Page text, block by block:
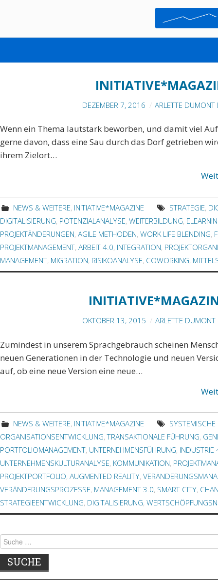
DEZEMBER 7, 2016 ARLETTE DUMONT
Wenn ein Thema lautstark beworben, und damit viel
gerne davon, dass eine Sau durch das Dorf getrieben
ihrem Zielort…
NEWS & WEITERE, INITIATIVE*MAGAZINE STRATEGIE,
DIGITALISIERUNG, POTENZIALANALYSE, WEITERBILDUNG,
PROJEKTÄNDERUNGEN, AGILE METHODEN, WORK LIFE BLENDING,
PROJEKTMANAGEMENT, ARBEIT 4.0, INTEGRATION,
MANAGEMENT, MIGRATION, RISIKOANALYSE, COWORKING,
OKTOBER 13, 2015 ARLETTE
Zumindest in unserem Sprachgebrauch scheinen
neuen Generationen in der Technologie und neuen
auf, ob eine neue Version eine neue…
NEWS & WEITERE, INITIATIVE*MAGAZINE
ORGANISATIONSENTWICKLUNG,TRANSAKTIONALE FÜHRUNG,
PORTFOLIOMANAGEMENT, UNTERNEHMENSFÜHRUNG, INDUSTRIE
UNTERNEHMENSKULTURANALYSE, KOMMUNIKATION,
PROJEKTPORTFOLIO, AUGMENTED REALITY,
VERÄNDERUNGSPROZESSE, MANAGEMENT 3.0, SMART CITY,
STRATEGIEENTWICKLUNG, DIGITALISIERUNG,
Suche
nach: